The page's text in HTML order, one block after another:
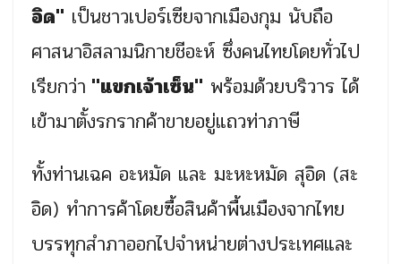
อิด" เป็นชาวเปอร์เซียจากเมืองกุม นับถือ
ศาสนาอิสลามนิกายชีอะห์ ซึ่งคนไทยโดยทั่วไป
เรียกว่า "แขกเจ้าเซ็น" พร้อมด้วยบริวาร ได้
เข้ามาตั้งรกรากค้าขายอยู่แถวท่าภาษี
ทั้งท่านเฉค อะหมัด และ มะหะหมัด สุอิด (สะ
อิด) ทำการค้าโดยซื้อสินค้าพื้นเมืองจากไทย
บรรทุกสำภาออกไปจำหน่ายต่างประเทศและ